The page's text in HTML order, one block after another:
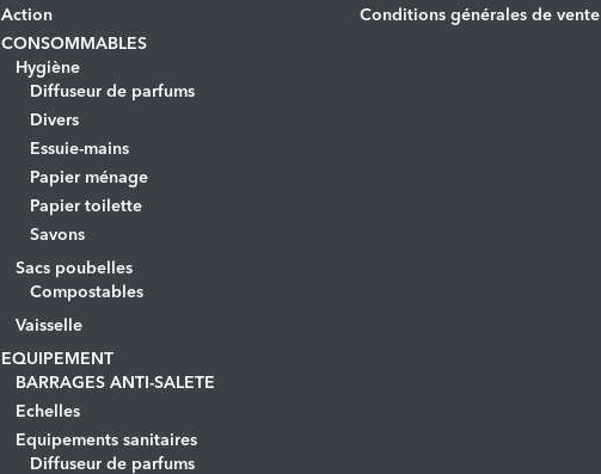
Action
CONSOMMABLES
Hygiène
Diffuseur de parfums
Divers
Essuie-mains
Papier ménage
Papier toilette
Savons
Sacs poubelles
Compostables
Vaisselle
EQUIPEMENT
BARRAGES ANTI-SALETE
Echelles
Equipements sanitaires
Diffuseur de parfums
Conditions générales de vente